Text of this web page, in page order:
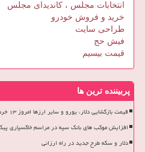
انتخابات مجلس ، کاندیدای مجلس
خرید و فروش خودرو
طراحی سایت
فیش حج
قیمت بیسیم
پربیننده ترین ها
قیمت بازگشایی دلار، یورو و سایر ارزها امروز ۱۳ خرداد ۱۴۰۵ بهمراه جدول
افزایش موکب های بانک سپه در مراسم خاکسپاری پیکر
دلار و سکه طرح جدید در راه ارزانی